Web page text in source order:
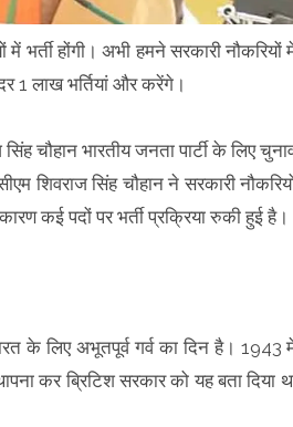
भर्ती होंगी। अभी हमने सरकारी नौकरियों
1 लाख भर्तियां और करेंगे।
चौहान भारतीय जनता पार्टी के लिए
शिवराज सिंह चौहान ने सरकारी
कई पदों पर भर्ती प्रक्रिया रुकी हुई है।
के लिए अभूतपूर्व गर्व का दिन है। 1943
कर ब्रिटिश सरकार को यह बता दिया